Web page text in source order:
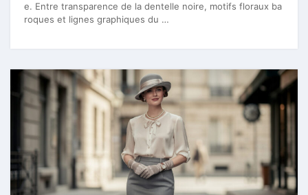
e. Entre transparence de la dentelle noire, motifs floraux ba
roques et lignes graphiques du …